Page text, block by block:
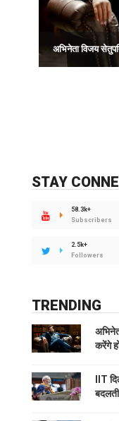
अभिनेता विजय
STAY
58.3k+
Subscribers
2.5k+
Followers
TRENDING
करेंगे
IIT